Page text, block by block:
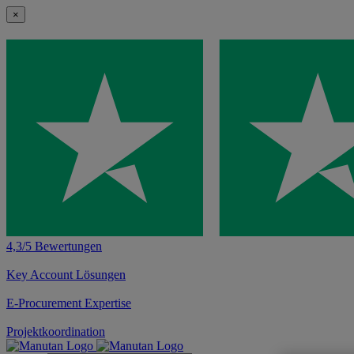
×
4,3/5 Bewertungen
Key Account Lösungen
E-Procurement Expertise
Projektkoordination